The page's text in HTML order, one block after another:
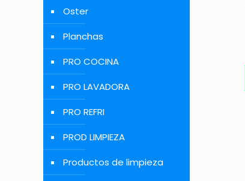
Oster
Planchas
PRO COCINA
PRO LAVADORA
PRO REFRI
PROD LIMPIEZA
Productos de limpieza